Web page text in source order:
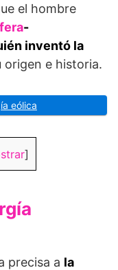
el hombre
-
inventó la
origen e historia.
eólica
]
precisa a la